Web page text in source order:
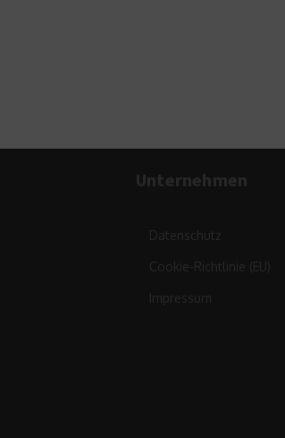
Unternehmen
Datenschutz
Cookie-Richtlinie (EU)
Impressum